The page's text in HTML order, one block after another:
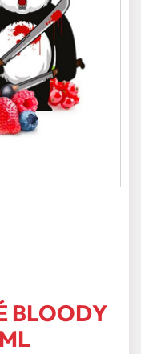
BLOODY